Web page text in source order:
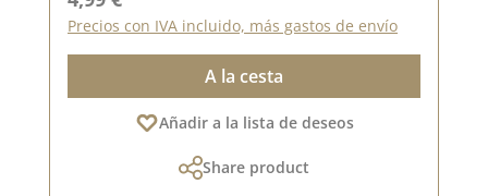
Precios con IVA incluido, más gastos de envío
A la cesta
Añadir a la lista de deseos
Share product